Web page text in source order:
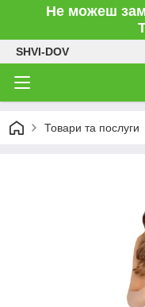
Не можеш
SHVI-DOV
Товари та послуги